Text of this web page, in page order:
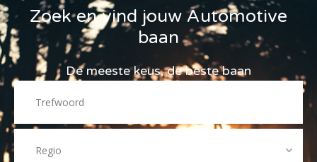
Zoek en vind jouw Automotive
baan
De meeste keus, de beste baan